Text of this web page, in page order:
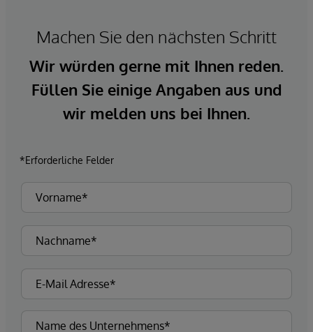
Machen Sie den nächsten Schritt
Wir würden gerne mit Ihnen reden.
Füllen Sie einige Angaben aus und
wir melden uns bei Ihnen.
*Erforderliche Felder